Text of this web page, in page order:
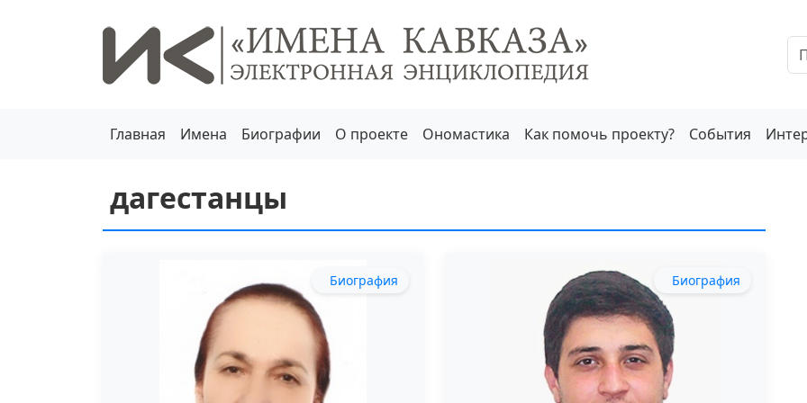
Главная Имена Биографии О проекте Ономастика Как помочь проекту? События
дагестанцы
Биография Биография